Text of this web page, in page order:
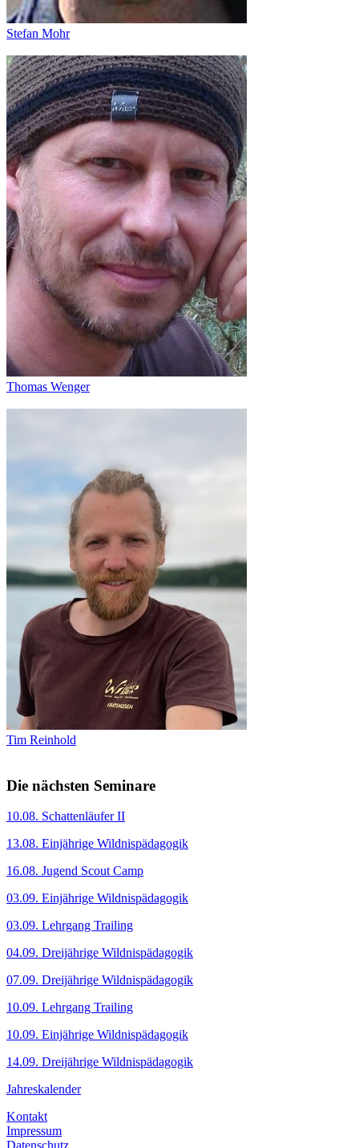
Stefan Mohr
Thomas Wenger
Tim Reinhold
Die nächsten Seminare
10.08. Schattenläufer II
13.08. Einjährige Wildnispädagogik
16.08. Jugend Scout Camp
03.09. Einjährige Wildnispädagogik
03.09. Lehrgang Trailing
04.09. Dreijährige Wildnispädagogik
07.09. Dreijährige Wildnispädagogik
10.09. Lehrgang Trailing
10.09. Einjährige Wildnispädagogik
14.09. Dreijährige Wildnispädagogik
Jahreskalender
Kontakt
Impressum